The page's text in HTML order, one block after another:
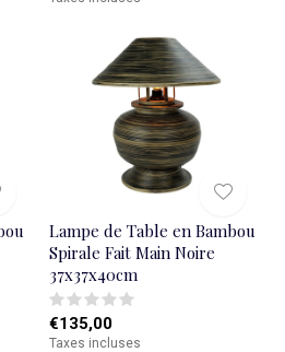
Lampe de Table en Bambou
Spirale Fait Main Noire
37x37x40cm
€135,00
Taxes incluses